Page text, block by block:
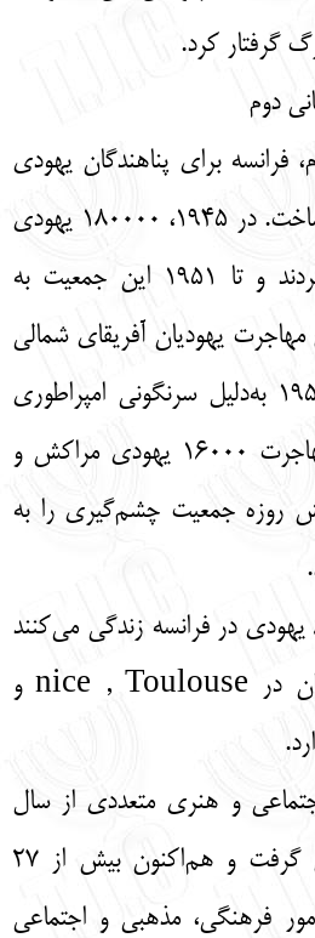
گرفتار کرد.
دوم
برای پناهندگان یهودی
بستر مناسبی را فراهم ساخت. در 1945، 180000 یهودی
در فرانسه زندگی می‌کردند و تا 1951 این جمعیت به
موج مهاجرت یهودیان آفریقای شمالی
به فرانسه در دهه‌ی 1950 به‌دلیل سرنگونی امپراطوری
فرانسه و پس از آن مهاجرت 16000 یهودی مراکش و
جمعیت چشم‌گیری را به
امروزه بیش از 600000 یهودی در فرانسه زندگی می‌کنند
که 375000 نفر از آنان در nice , Toulouse و
و هنری متعددی از سال
1944 در فرانسه شکل گرفت و هم‌اکنون بیش از 27
فرهنگی، مذهبی و اجتماعی